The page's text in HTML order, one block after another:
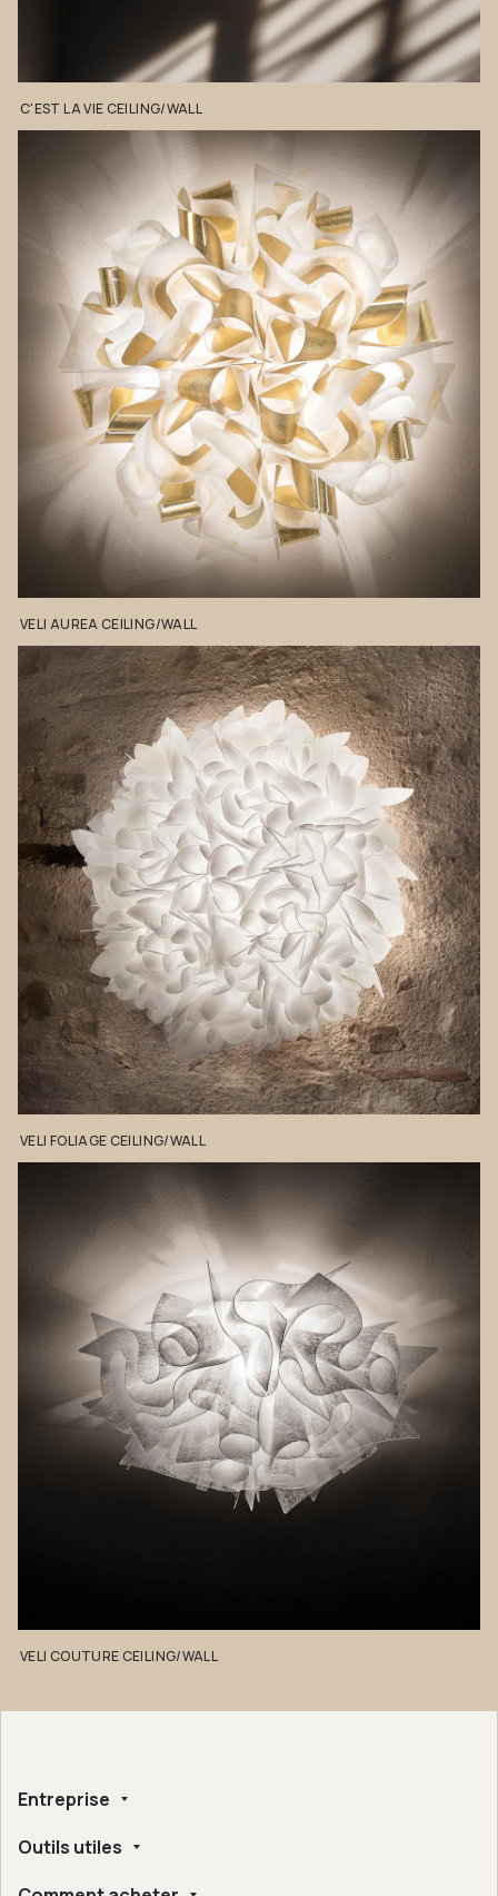
C'EST LAVIECEILING/WALL
VELI AUREACEILING/WALL
VELI FOLIAGECEILING/WALL
VELI COUTURECEILING/WALL
Entreprise
Qui nous sommes
Outils utiles